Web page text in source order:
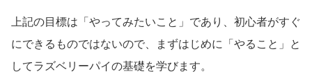
上記の目標は「やってみたいこと」であり、初心者がすぐ
にできるものではないので、まずはじめに「やること」と
してラズベリーパイの基礎を学びます。